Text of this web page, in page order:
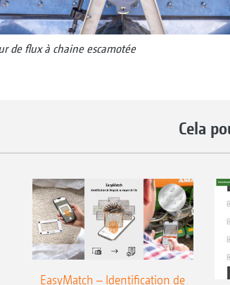
de flux à chaine escamotée
Cela
EasyMatch – Identification de